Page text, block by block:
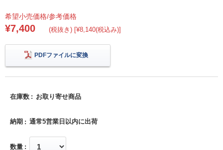
希望小売価格/参考価格
¥7,400 (税抜き) [¥8,140(税込み)]
PDFファイルに変換
在庫数 お取り寄せ商品
納期 通常5営業日以内に出荷
数量